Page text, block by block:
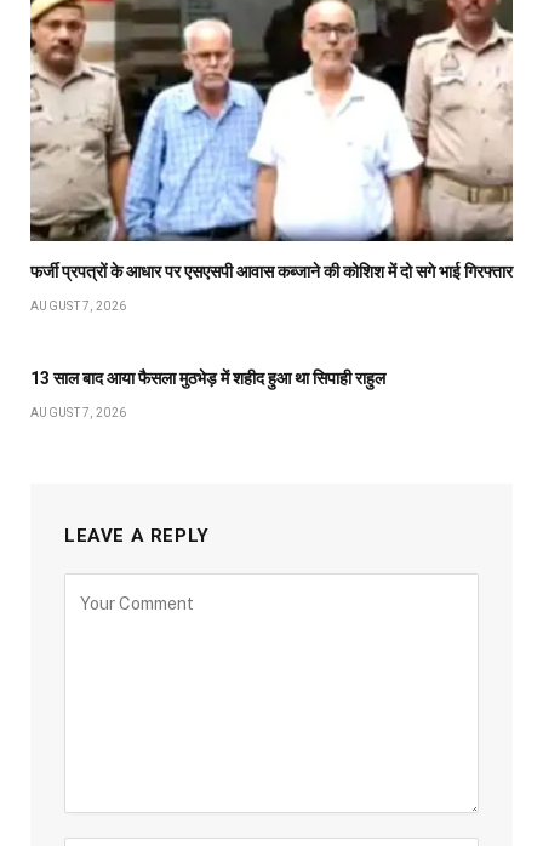
फर्जी प्रपत्रों के आधार पर एसएसपी आवास कब्जाने की कोशिश में दो सगे भाई गिरफ्तार
AUGUST 7, 2026
13 साल बाद आया फैसला मुठभेड़ में शहीद हुआ था सिपाही राहुल
AUGUST 7, 2026
LEAVE A REPLY